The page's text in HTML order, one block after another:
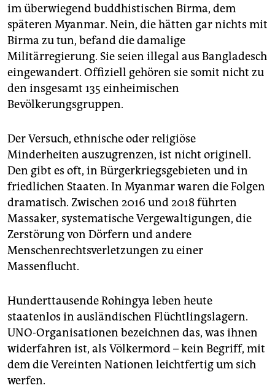
im überwiegend buddhistischen Birma, dem
späteren Myanmar. Nein, die hätten gar nichts mit
Birma zu tun, befand die damalige
Militärregierung. Sie seien illegal aus Bangladesch
eingewandert. Offiziell gehören sie somit nicht zu
den insgesamt 135 einheimischen
Bevölkerungsgruppen.
Der Versuch, ethnische oder religiöse
Minderheiten auszugrenzen, ist nicht originell.
Den gibt es oft, in Bürgerkriegsgebieten und in
friedlichen Staaten. In Myanmar waren die Folgen
dramatisch. Zwischen 2016 und 2018 führten
Massaker, systematische Vergewaltigungen, die
Zerstörung von Dörfern und andere
Menschenrechtsverletzungen zu einer
Massenflucht.
Hunderttausende Rohingya leben heute
staatenlos in ausländischen Flüchtlingslagern.
UNO-Organisationen bezeichnen das, was ihnen
widerfahren ist, als Völkermord – kein Begriff, mit
dem die Vereinten Nationen leichtfertig um sich
werfen.